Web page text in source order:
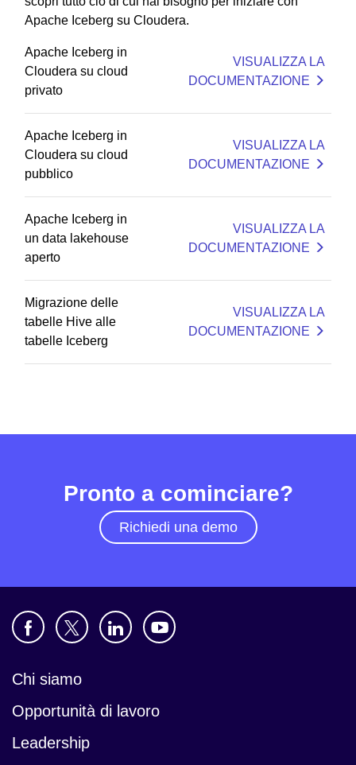
Apache Iceberg su Cloudera.
Apache Iceberg in
Cloudera su cloud
privato
VISUALIZZA LA
DOCUMENTAZIONE
Apache Iceberg in
Cloudera su cloud
pubblico
VISUALIZZA LA
DOCUMENTAZIONE
Apache Iceberg in
un data lakehouse
aperto
VISUALIZZA LA
DOCUMENTAZIONE
Migrazione delle
tabelle Hive alle
tabelle Iceberg
VISUALIZZA LA
DOCUMENTAZIONE
Pronto a cominciare?
Richiedi una demo
Chi siamo
Opportunità di lavoro
Leadership